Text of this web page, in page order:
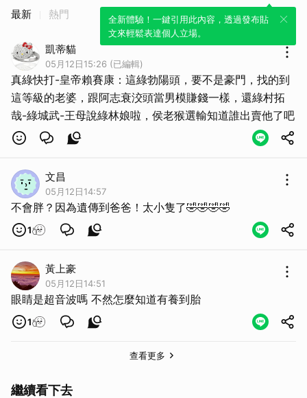
全新體驗！一鍵引用此內容，透過發布貼
文來輕鬆表達個人立場。
最新 熱門
凱蒂貓
05月12日15:26 (已編輯)
真綠快打-皇帝賴賽康：這綠勃陽頭，要不是豪門，找的到
這等級的老婆，跟阿志衰洨頭當男模賺錢一樣，還綠村拓
哉-綠城武-王母說綠林娘啦，侯老猴選輸知道誰出賣他了吧
文昌
05月12日14:57
不會胖？因為遺傳到爸爸！太小隻了🤣🤣🤣🤣
1
黃上豪
05月12日14:51
眼睛是超音波嗎 不然怎麼知道有養到胎
1
查看更多
繼續看下去